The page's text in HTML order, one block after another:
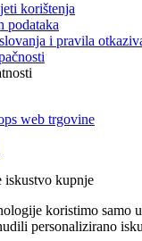
korištenja
podataka
i pravila
web trgovine
iskustvo kupnje
koristimo samo
personalizirano